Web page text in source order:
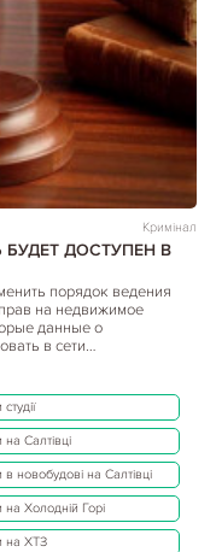
Кримінал
ДОСТУПЕН В
порядок ведения
на недвижимое
данные о
в сети…
Салтівці
в новобудові на Салтівці
на Холодній Горі
на ХТЗ